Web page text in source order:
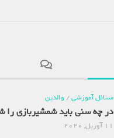
مسائل آموزشی/ والدین
در چه سنی باید شمشیربازی را
11 آوریل, 2020